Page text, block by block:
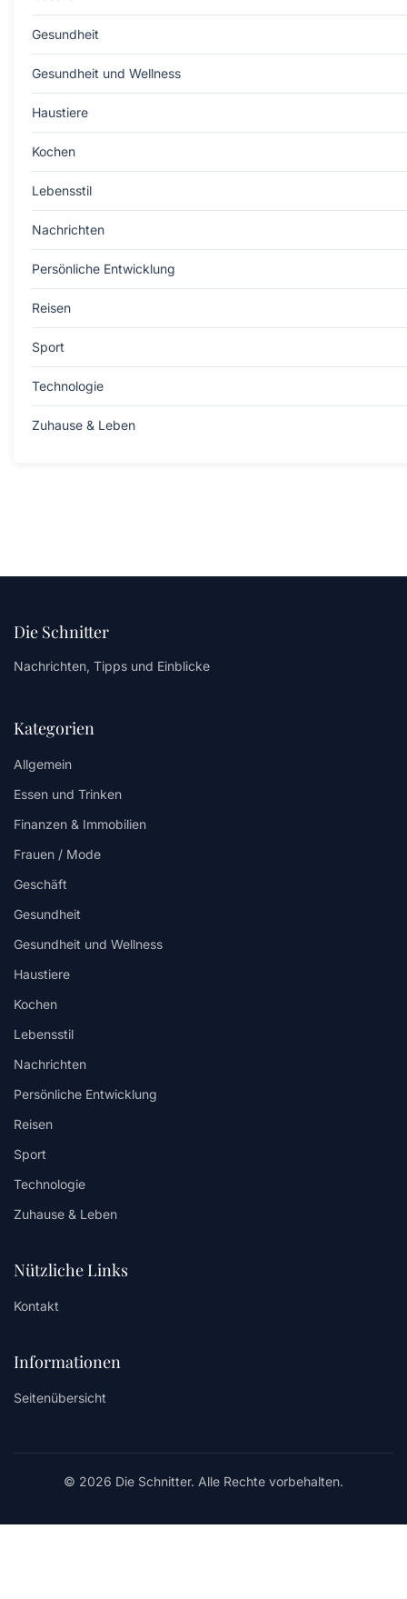
Gesundheit
Gesundheit und Wellness
Haustiere
Kochen
Lebensstil
Nachrichten
Persönliche Entwicklung
Reisen
Sport
Technologie
Zuhause & Leben
Die Schnitter
Nachrichten, Tipps und Einblicke
Kategorien
Allgemein
Essen und Trinken
Finanzen & Immobilien
Frauen / Mode
Geschäft
Gesundheit
Gesundheit und Wellness
Haustiere
Kochen
Lebensstil
Nachrichten
Persönliche Entwicklung
Reisen
Sport
Technologie
Zuhause & Leben
Nützliche Links
Kontakt
Informationen
Seitenübersicht
© 2026 Die Schnitter. Alle Rechte vorbehalten.